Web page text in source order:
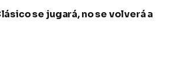
se jugará, no se volverá a